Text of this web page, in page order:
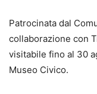
Patrocinata dal
collaborazione con
visitabile fino al 30
Museo Civico.